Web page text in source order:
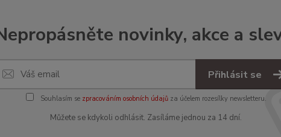
novinky, akce a
Přihlásit se
Souhlasím se zpracováním osobních údajůza účelem rozesílky newsletteru.
Můžete se kdykoli odhlásit. Zasíláme jednou za 14 dní.